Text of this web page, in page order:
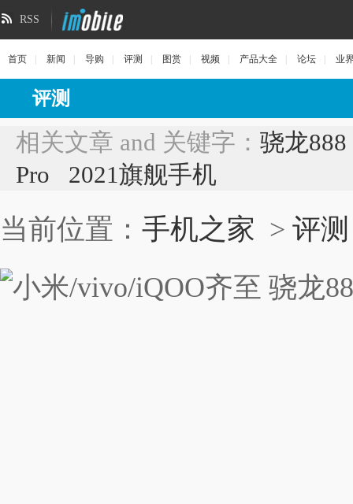
RSS
首页 新闻 导购 评测 图赏 视频 产品大全 论坛 业
评测
相关文章 and 关键字： 骁龙888
Pro
2021旗舰手机
当前位置： 手机之家 > 评测